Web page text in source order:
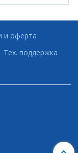
и оферта
Тех. поддержка